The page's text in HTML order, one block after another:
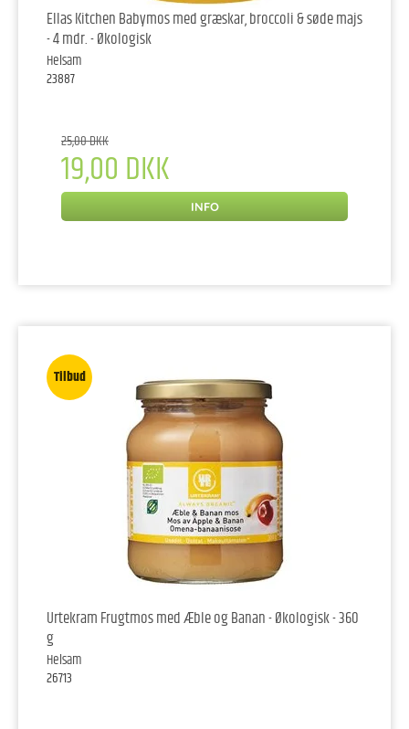
Ellas Kitchen Babymos med græskar, broccoli & søde majs
- 4 mdr. - Økologisk
Helsam
23887
25,00 DKK
19,00 DKK
INFO
Tilbud
Urtekram Frugtmos med Æble og Banan - Økologisk - 360
g
Helsam
26713